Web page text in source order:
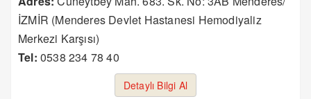
İZMİR (Menderes Devlet Hastanesi Hemodiyaliz
Merkezi Karşısı)
Tel: 0538 234 78 40
Detaylı Bilgi Al